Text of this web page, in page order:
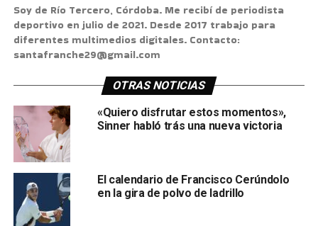
Soy de Río Tercero, Córdoba. Me recibí de periodista
deportivo en julio de 2021. Desde 2017 trabajo para
diferentes multimedios digitales. Contacto:
santafranche29@gmail.com
OTRAS NOTICIAS
«Quiero disfrutar estos momentos»,
Sinner habló trás una nueva victoria
El calendario de Francisco Cerúndolo
en la gira de polvo de ladrillo